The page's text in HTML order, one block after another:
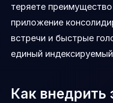
теряете
приложение
встречи и быстрые
единый
Как внедрить